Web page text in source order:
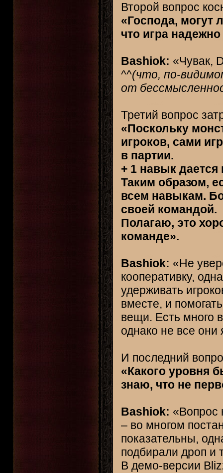
Второй вопрос
«Господа, могут
что игра
Bashiok: «Чувак,
^^(что, по-
от
Третий вопрос
«Поскольку
игроков, сами
в партии.
+ 1 навык дается
Таким образом,
всем навыкам.
своей командой.
Полагаю, это
команде».
Bashiok: «Не
кооперативку,
удерживать
вместе, и
вещи. Есть много
однако не все
И последний
«Какого уровня
знаю, что не
Bashiok: «Вопрос
– во многом
показательны,
подбирали дроп и
В демо-версии